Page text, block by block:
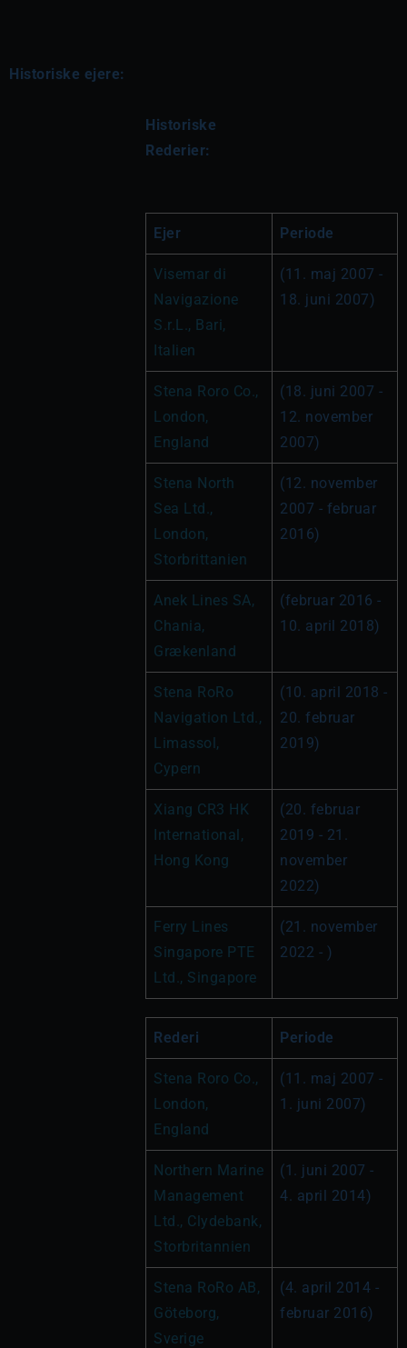
Historiske ejere:
Historiske
Rederier:
Ejer Periode
Visemar di
Navigazione
S.r.L., Bari,
Italien
(11. maj 2007 -
18. juni 2007)
Stena Roro Co.,
London,
England
(18. juni 2007 -
12. november
2007)
Stena North
Sea Ltd.,
London,
Storbrittanien
(12. november
2007 - februar
2016)
Anek Lines SA,
Chania,
Grækenland
(februar 2016 -
10. april 2018)
Stena RoRo
Navigation Ltd.,
Limassol,
Cypern
(10. april 2018 -
20. februar
2019)
Xiang CR3 HK
International,
Hong Kong
(20. februar
2019 - 21.
november
2022)
Ferry Lines
Singapore PTE
Ltd., Singapore
(21. november
2022 - )
Rederi Periode
Stena Roro Co.,
London,
England
(11. maj 2007 -
1. juni 2007)
Northern Marine
Management
Ltd., Clydebank,
Storbritannien
(1. juni 2007 -
4. april 2014)
Stena RoRo AB,
Göteborg,
Sverige
(4. april 2014 -
februar 2016)